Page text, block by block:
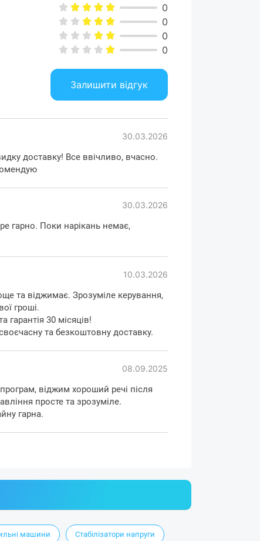
0
0
0
0
Залишити відгук
30.03.2026
доставку! Все ввічливо, вчасно.
30.03.2026
гарно. Поки нарікань немає,
10.03.2026
та віджимає. Зрозуміле керування,
гроші.
30 місяців!
та безкоштовну доставку.
08.09.2025
віджим хороший речі після
просте та зрозуміле.
гарна.
машини Стабілізатори напруги